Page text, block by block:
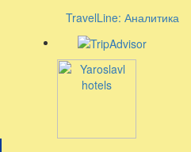
TravelLine: Аналитика